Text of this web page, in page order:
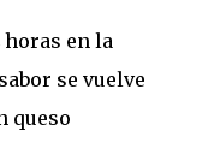
en la
se vuelve
queso